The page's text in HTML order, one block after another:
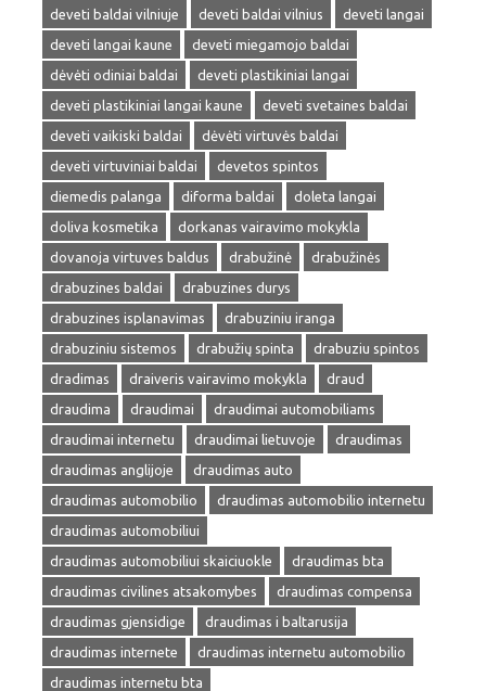
deveti baldai vilniuje deveti baldai vilnius
deveti langai
deveti langai kaune
deveti miegamojo baldai
dėvėti odiniai baldai
deveti plastikiniai langai
deveti plastikiniai langai kaune
deveti svetaines baldai
deveti vaikiski baldai
dėvėti virtuvės baldai
deveti virtuviniai baldai
devetos spintos
diemedis palanga
diforma baldai
doleta langai
doliva kosmetika
dorkanas vairavimo mokykla
dovanoja virtuves baldus
drabužinė
drabužinės
drabuzines baldai
drabuzines durys
drabuzines isplanavimas
drabuziniu iranga
drabuziniu sistemos
drabužių spinta
drabuziu spintos
dradimas
draiveris vairavimo mokykla
draud
draudima
draudimai
draudimai automobiliams
draudimai internetu
draudimai lietuvoje
draudimas
draudimas anglijoje
draudimas auto
draudimas automobilio
draudimas automobilio internetu
draudimas automobiliui
draudimas automobiliui skaiciuokle
draudimas bta
draudimas civilines atsakomybes
draudimas compensa
draudimas gjensidige
draudimas i baltarusija
draudimas internete
draudimas internetu automobilio
draudimas internetu bta